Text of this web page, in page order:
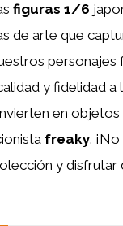
figuras 1/6
de arte que
personajes
y fidelidad a
en
freaky.
y disfrutar